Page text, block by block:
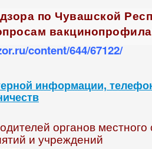
по Чувашской
content/644/67122/
информации,
органов
и учреждений